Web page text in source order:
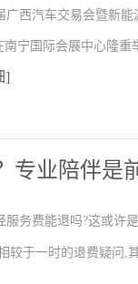
广西汽车交易会暨新
南宁国际会展中心隆
]
专业陪伴是
服务费能退吗?这或许
较于一时的退费疑问,